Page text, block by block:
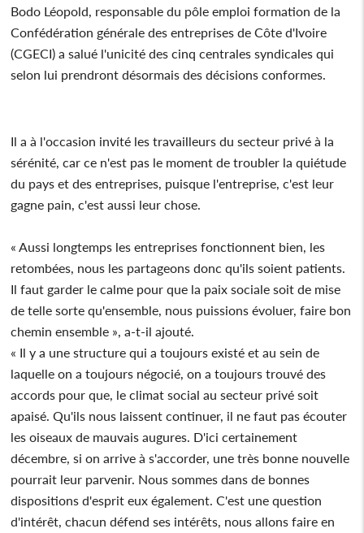
Bodo Léopold, responsable du pôle emploi formation de la
Confédération générale des entreprises de Côte d'Ivoire
(CGECI) a salué l'unicité des cinq centrales syndicales qui
selon lui prendront désormais des décisions conformes.
Il a à l'occasion invité les travailleurs du secteur privé à la
sérénité, car ce n'est pas le moment de troubler la quiétude
du pays et des entreprises, puisque l'entreprise, c'est leur
gagne pain, c'est aussi leur chose.
« Aussi longtemps les entreprises fonctionnent bien, les
retombées, nous les partageons donc qu'ils soient patients.
Il faut garder le calme pour que la paix sociale soit de mise
de telle sorte qu'ensemble, nous puissions évoluer, faire bon
chemin ensemble », a-t-il ajouté.
« Il y a une structure qui a toujours existé et au sein de
laquelle on a toujours négocié, on a toujours trouvé des
accords pour que, le climat social au secteur privé soit
apaisé. Qu'ils nous laissent continuer, il ne faut pas écouter
les oiseaux de mauvais augures. D'ici certainement
décembre, si on arrive à s'accorder, une très bonne nouvelle
pourrait leur parvenir. Nous sommes dans de bonnes
dispositions d'esprit eux également. C'est une question
d'intérêt, chacun défend ses intérêts, nous allons faire en